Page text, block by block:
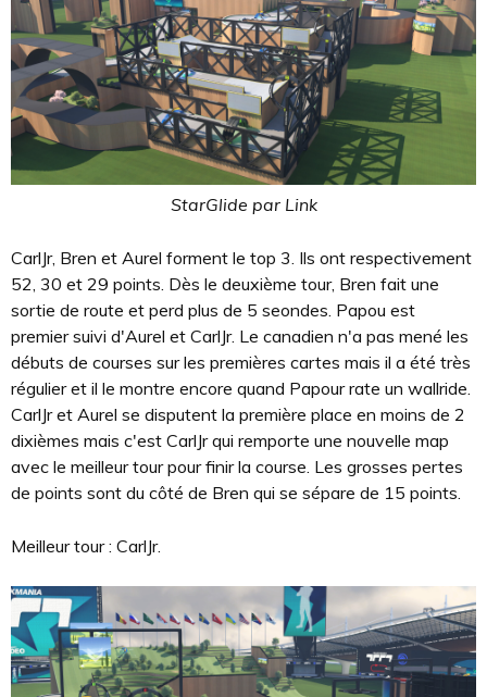
StarGlide par Link
CarlJr, Bren et Aurel forment le top 3. Ils ont respectivement
52, 30 et 29 points. Dès le deuxième tour, Bren fait une
sortie de route et perd plus de 5 seondes. Papou est
premier suivi d'Aurel et CarlJr. Le canadien n'a pas mené les
débuts de courses sur les premières cartes mais il a été très
régulier et il le montre encore quand Papour rate un wallride.
CarlJr et Aurel se disputent la première place en moins de 2
dixièmes mais c'est CarlJr qui remporte une nouvelle map
avec le meilleur tour pour finir la course. Les grosses pertes
de points sont du côté de Bren qui se sépare de 15 points.
Meilleur tour : CarlJr.